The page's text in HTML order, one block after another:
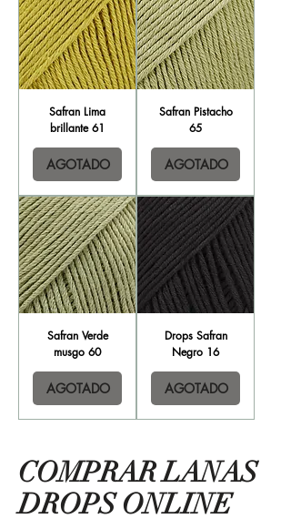
Safran Lima
brillante 61
AGOTADO
Safran Pistacho
65
AGOTADO
Safran Verde
musgo 60
AGOTADO
Drops Safran
Negro 16
AGOTADO
COMPRAR LANAS
DROPS ONLINE